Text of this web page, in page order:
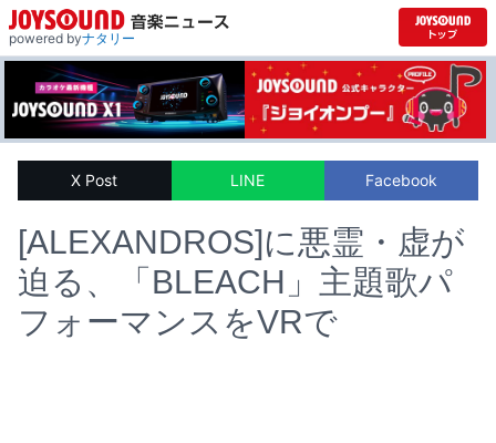
powered byナタリー
X Post LINE Facebook
[ALEXANDROS]に悪霊・虚が
迫る、「BLEACH」主題歌パ
フォーマンスをVRで